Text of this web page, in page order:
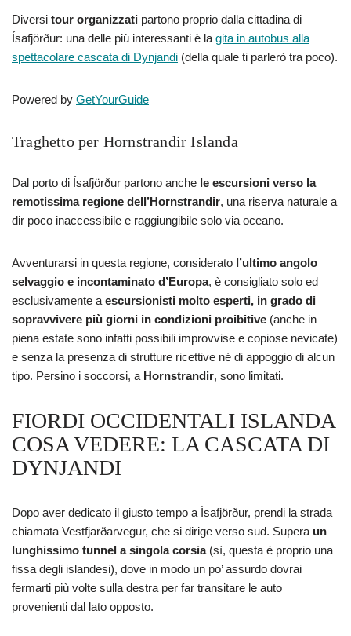
Diversi tour organizzati partono proprio dalla cittadina di
Ísafjörður: una delle più interessanti è la gita in autobus alla
spettacolare cascata di Dynjandi (della quale ti parlerò tra poco).
Powered by GetYourGuide
Traghetto per Hornstrandir Islanda
Dal porto di Ísafjörður partono anche le escursioni verso la
remotissima regione dell’Hornstrandir, una riserva naturale a
dir poco inaccessibile e raggiungibile solo via oceano.
Avventurarsi in questa regione, considerato l’ultimo angolo
selvaggio e incontaminato d’Europa, è consigliato solo ed
esclusivamente a escursionisti molto esperti, in grado di
sopravvivere più giorni in condizioni proibitive (anche in
piena estate sono infatti possibili improvvise e copiose nevicate)
e senza la presenza di strutture ricettive né di appoggio di alcun
tipo. Persino i soccorsi, a Hornstrandir, sono limitati.
FIORDI OCCIDENTALI ISLANDA
COSA VEDERE: LA CASCATA DI
DYNJANDI
Dopo aver dedicato il giusto tempo a Ísafjörður, prendi la strada
chiamata Vestfjarðarvegur, che si dirige verso sud. Supera un
lunghissimo tunnel a singola corsia(sì, questa è proprio una
fissa degli islandesi), dove in modo un po’ assurdo dovrai
fermarti più volte sulla destra per far transitare le auto
provenienti dal lato opposto.